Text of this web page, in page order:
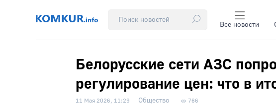
Все новости
Белорусские сети АЗС
регулирование цен: что в
11 Мая 2026, 11:29 Общество 766